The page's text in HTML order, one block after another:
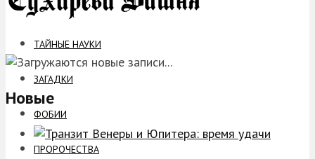
ТАЙНЫЕ НАУКИ
ЗАГАДКИ
ФОБИИ
ПРОРОЧЕСТВА
Новые